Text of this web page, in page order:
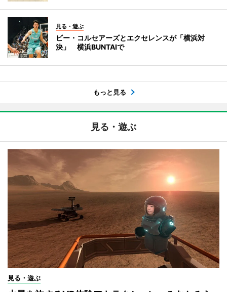
見る・遊ぶ
ビー・コルセアーズとエクセレンスが「横浜対
決」 横浜BUNTAIで
もっと見る
見る・遊ぶ
見る・遊ぶ